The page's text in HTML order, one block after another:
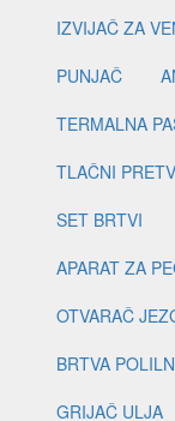
IZVIJAČ ZA
PUNJAČ
TERMALNA
TLAČNI
SET BRTVI
APARAT ZA
OTVARAČ
BRTVA
GRIJAČ ULJA